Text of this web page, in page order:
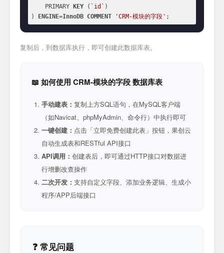
    PRIMARY
KEY ( `id` )
)
ENGINE=InnoDB COMMENT 'CRM-模块的字段' ;
复制后，到数据库执行，即可创建此数据库表。
📖 如何使用 CRM-模块的字段 数据库表
手动建表： 复制上方SQL语句，在MySQL客户端
（如Navicat、phpMyAdmin、命令行）中执行即可
一键创建： 点击「立即免费创建此表」按钮，果创云
自动生成表和RESTful API接口
API调用： 创建表后，即可通过HTTP接口对数据进
行增删改查操作
二次开发： 支持自定义字段、添加业务逻辑、生成小
程序/APP后端接口
❓ 常见问题